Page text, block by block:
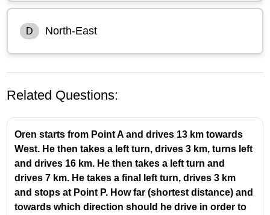
D North-East
Related Questions:
Oren starts from Point A and drives 13 km towards
West. He then takes a left turn, drives 3 km, turns left
and drives 16 km. He then takes a left turn and
drives 7 km. He takes a final left turn, drives 3 km
and stops at Point P. How far (shortest distance) and
towards which direction should he drive in order to